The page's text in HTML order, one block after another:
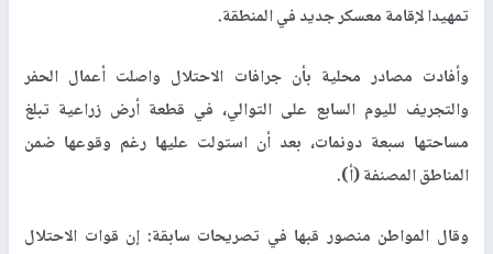
تمهيدا لإقامة معسكر جديد في المنطقة.
وأفادت مصادر محلية بأن جرافات الاحتلال واصلت أعمال الحفر
والتجريف لليوم السابع على التوالي، في قطعة أرض زراعية تبلغ
مساحتها سبعة دونمات، بعد أن استولت عليها رغم وقوعها ضمن
المناطق المصنفة (أ).
وقال المواطن منصور قبها في تصريحات سابقة: إن قوات الاحتلال